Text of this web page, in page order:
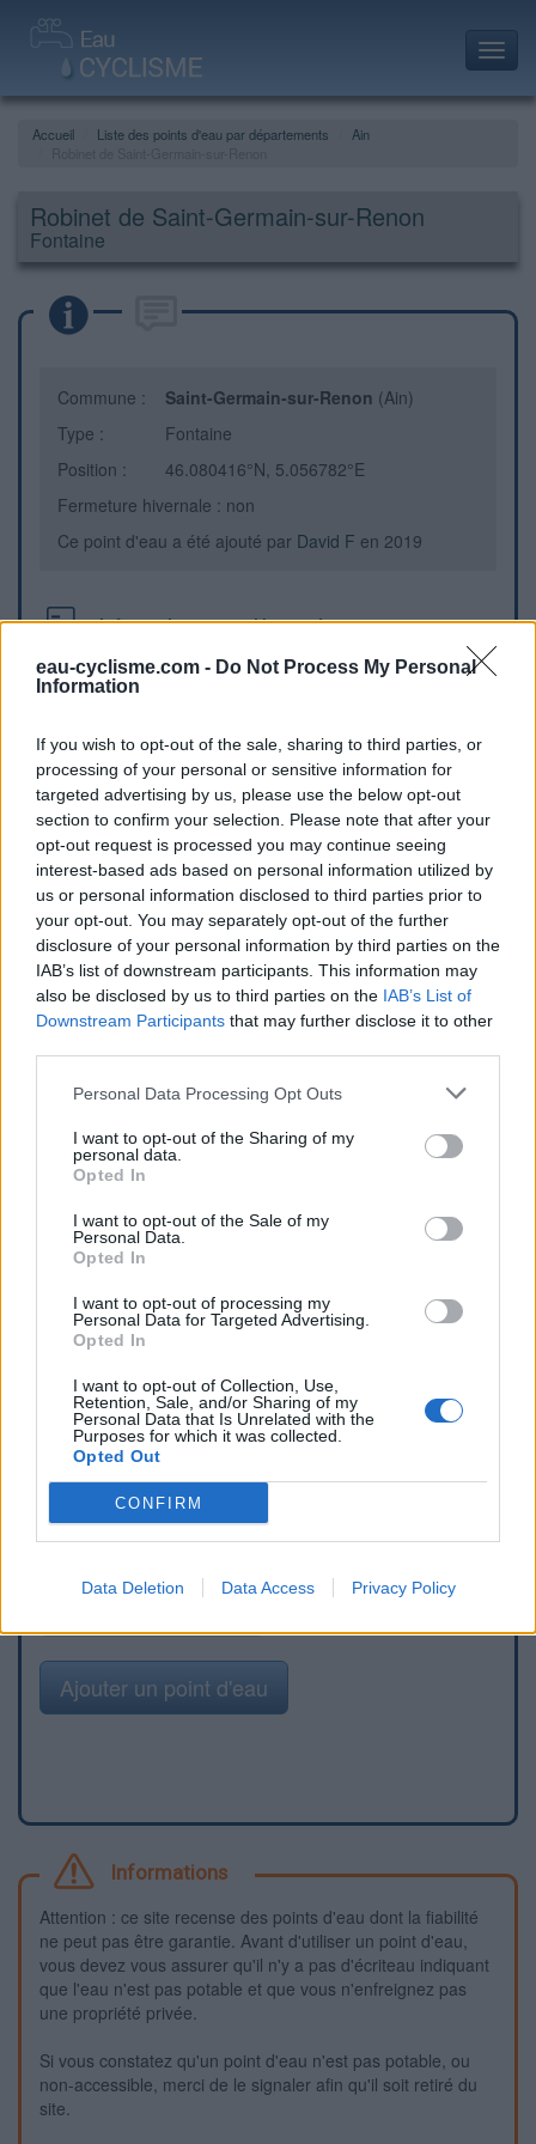
eau-cyclisme.com - Do Not Process My Personal
Information
If you wish to opt-out of the sale, sharing to third parties, or
processing of your personal or sensitive information for
targeted advertising by us, please use the below opt-out
section to confirm your selection. Please note that after your
opt-out request is processed you may continue seeing
interest-based ads based on personal information utilized by
us or personal information disclosed to third parties prior to
your opt-out. You may separately opt-out of the further
disclosure of your personal information by third parties on the
IAB’s list of downstream participants. This information may
also be disclosed by us to third parties on the IAB’s List of
Downstream Participants that may further disclose it to other
Personal Data Processing Opt Outs
I want to opt-out of the Sharing of my
personal data.
Opted In
I want to opt-out of the Sale of my
Personal Data.
Opted In
I want to opt-out of processing my
Personal Data for Targeted Advertising.
Opted In
I want to opt-out of Collection, Use,
Retention, Sale, and/or Sharing of my
Personal Data that Is Unrelated with the
Purposes for which it was collected.
Opted Out
CONFIRM
Data Deletion Data Access Privacy Policy
Accueil Liste des points d'eau par départements
Ain
Robinet de Saint-Germain-sur-Renon
Fontaine
Commune : Saint-Germain-sur-Renon (Ain)
Type :
Fontaine
Position :
46.080416°N, 5.056782°E
Fermeture hivernale : non
Ce point d'eau a été ajouté par David F en 2019
Informations complémentaires
Le robinet se trouve derrière la murette coté cour en gravier
Repères visuels
Afficher la carte
Ajouter un point d'eau
Informations
Attention : ce site recense des points d'eau dont la fiabilité
ne peut pas être garantie. Avant d'utiliser un point d'eau,
vous devez vous assurer qu'il n'y a pas d'écriteau indiquant
que l'eau n'est pas potable et que vous n'enfreignez pas
une propriété privée.
Si vous constatez qu'un point d'eau n'est pas potable, ou
non-accessible, merci de le signaler afin qu'il soit retiré du
site.